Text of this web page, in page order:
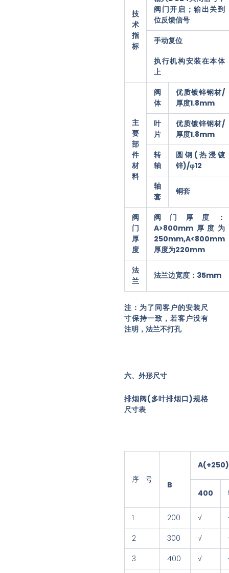
技
术
指
标
阀门开启；输出关到
位反馈信号
手动复位
执行机构安装在本体
上
主
要
部
件
材
料
阀
体
优质镀锌钢材/
厚度1.8mm
叶
片
优质镀锌钢材/
厚度1.8mm
转
轴
圆钢(热浸镀
锌)/φ12
轴
套
铜套
阀
门
厚
度
阀门厚度：
A>800mm厚度为
250mm,A<800mm
厚度为220mm
法
兰
法兰边宽度：35mm
注：为了同客户的安装尺
寸保持一致，若客户没有
注明，法兰不打孔
六、外形尺寸
排烟阀(多叶排烟口)规格
尺寸表
序 号
B
A(+250)
400
1 200 √
2
300 √
3
400 √